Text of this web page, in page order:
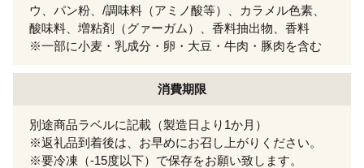
ウ、パン粉、/調味料（アミノ酸等）、カラメル色素、
酸味料、増粘剤（グァーガム）、香料抽出物、香料
※一部に小麦・乳成分・卵・大豆・牛肉・豚肉を含む
消費期限
別途商品ラベルに記載（製造日より1か月）
※返礼品到着後は、お早めにお召し上がりください。
※要冷凍（-15度以下）で保存をお願い致します。